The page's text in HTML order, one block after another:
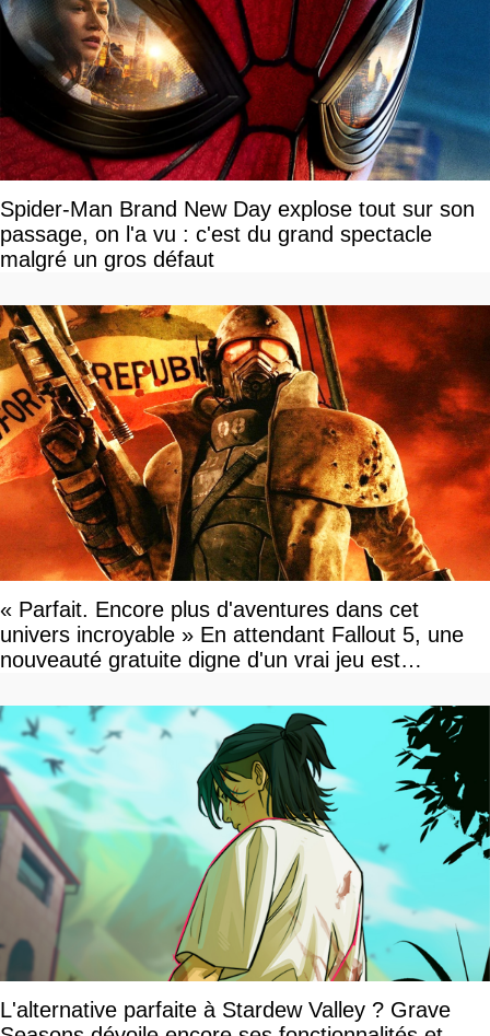
Spider-Man Brand New Day explose tout sur son
passage, on l'a vu : c'est du grand spectacle
malgré un gros défaut
« Parfait. Encore plus d'aventures dans cet
univers incroyable » En attendant Fallout 5, une
nouveauté gratuite digne d'un vrai jeu est
L'alternative parfaite à Stardew Valley ? Grave